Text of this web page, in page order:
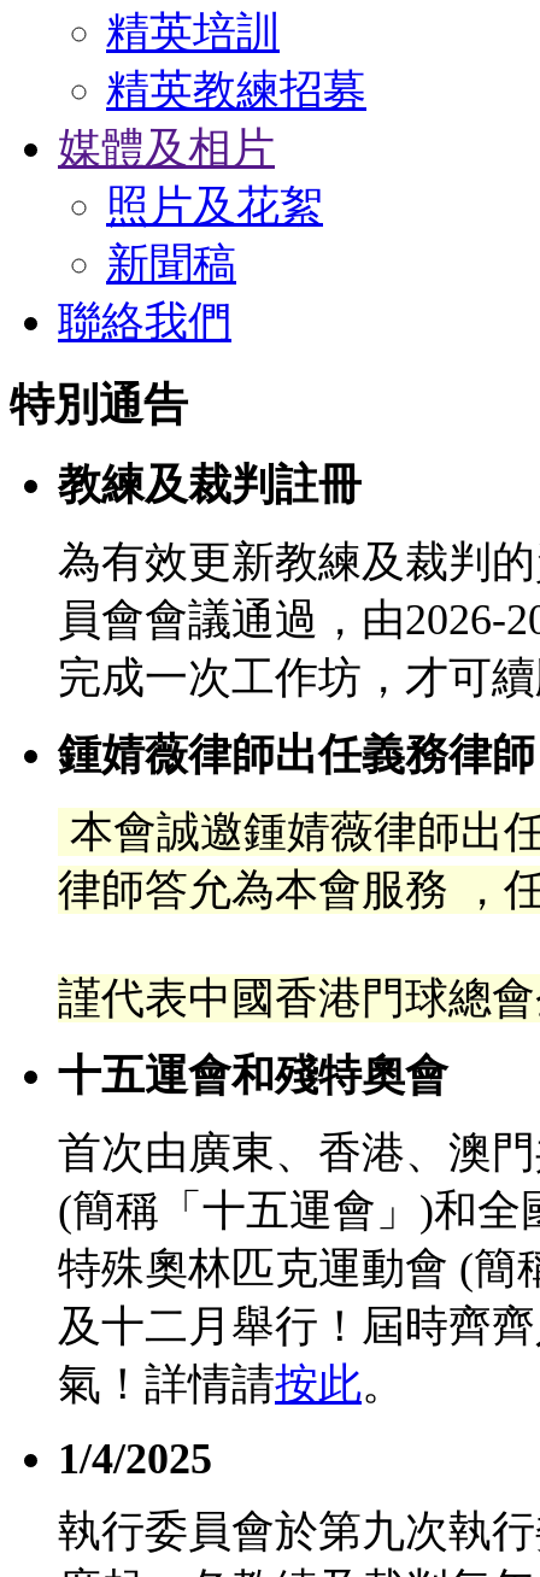
精英培訓
精英教練招募
媒體及相片
照片及花絮
新聞稿
聯絡我們
特別通告
教練及裁判註冊
為有效更新教練及裁判
員會會議通過，由2026-
完成一次工作坊，才可
鍾婧薇律師出任義務律師
本會誠邀鍾婧薇律師出
律師答允為本會服務 ，
謹代表中國香港門球總
十五運會和殘特奧會
首次由廣東、香港、澳
(簡稱「十五運會」)和
特殊奧林匹克運動會 (簡
及十二月舉行！屆時齊
氣！詳情請按此。
1/4/2025
執行委員會於第九次執